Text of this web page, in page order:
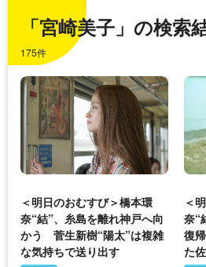
「宮崎美子」の検索
175件
＜明日のおむすび＞橋本環
奈“結”、糸島を離れ神戸へ向
かう 菅生新樹“陽太”は複雑
な気持ちで送り出す
＜
奈“
復
た